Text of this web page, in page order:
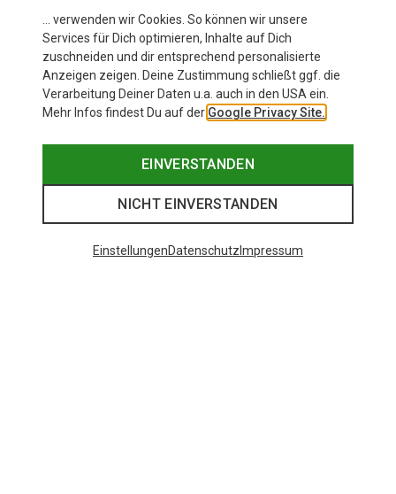
Fjällräven
High Coast Wind Cap
… verwenden wir Cookies. So können wir unsere
Services für Dich optimieren, Inhalte auf Dich
zuschneiden und dir entsprechend personalisierte
Anzeigen zeigen. Deine Zustimmung schließt ggf. die
Verarbeitung Deiner Daten u.a. auch in den USA ein.
Mehr Infos findest Du auf der Google Privacy Site.
EINVERSTANDEN
NICHT EINVERSTANDEN
EinstellungenDatenschutz Impressum